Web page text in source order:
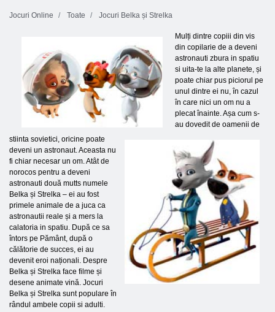
Jocuri Online Toate Jocuri Belka și Strelka
Mulți dintre copiii din vis
din copilarie de a deveni
astronauti zbura in spatiu
si uita-te la alte planete, și
poate chiar pus piciorul pe
unul dintre ei nu, în cazul
în care nici un om nu a
plecat înainte. Așa cum s-
au dovedit de oamenii de
stiinta sovietici, oricine poate
deveni un astronaut. Aceasta nu
fi chiar necesar un om. Atât de
norocos pentru a deveni
astronauti două mutts numele
Belka și Strelka – ei au fost
primele animale de a juca ca
astronautii reale și a mers la
calatoria in spatiu. După ce sa
întors pe Pământ, după o
călătorie de succes, ei au
devenit eroi naționali. Despre
Belka și Strelka face filme și
desene animate vină. Jocuri
Belka și Strelka sunt populare în
rândul ambele copii si adulti.